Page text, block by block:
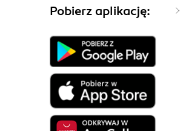
Pobierz aplikację: